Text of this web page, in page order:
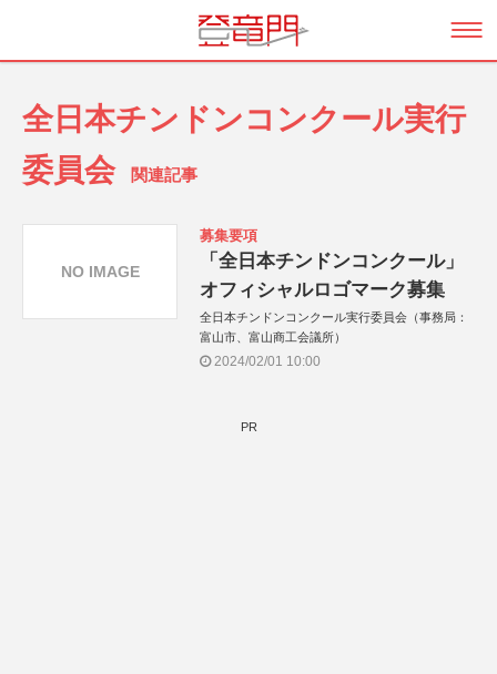
全日本チンドンコンクール実行
委員会
関連記事
募集要項
「全日本チンドンコンクール」
オフィシャルロゴマーク募集
全日本チンドンコンクール実行委員会（事務局：
富山市、富山商工会議所）
2024/02/01 10:00
NO IMAGE
PR